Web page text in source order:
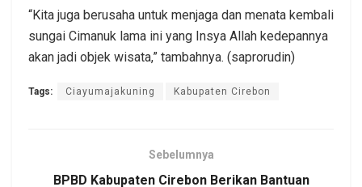
“Kita juga berusaha untuk menjaga dan menata kembali
sungai Cimanuk lama ini yang Insya Allah kedepannya
akan jadi objek wisata,” tambahnya. (saprorudin)
Tags: Ciayumajakuning Kabupaten Cirebon
Sebelumnya
BPBD Kabupaten Cirebon Berikan Bantuan